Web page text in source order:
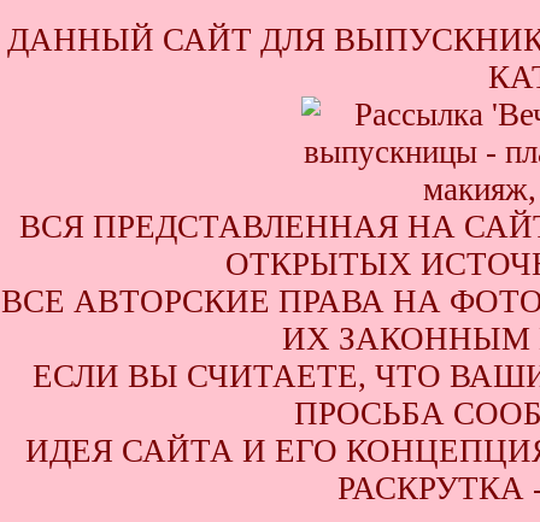
ДАННЫЙ САЙТ ДЛЯ
ВСЯ ПРЕДСТАВЛЕННАЯ НА
ОТКРЫТЫХ
ВСЕ АВТОРСКИЕ ПРАВА НА
ИХ ЗАКОННЫМ
ЕСЛИ ВЫ СЧИТАЕТЕ, ЧТО
ПРОСЬБА
ИДЕЯ САЙТА И ЕГО КОНЦЕПЦИЯ
РАСКРУТКА -